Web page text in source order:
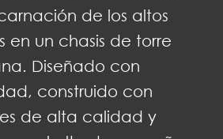
de los altos
en un chasis de torre
Diseñado con
construido con
de alta calidad y